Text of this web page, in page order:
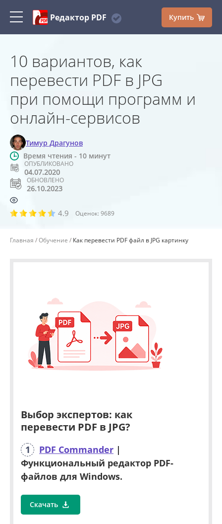
Редактор PDF Купить
10 вариантов, как
перевести PDF в JPG
при помощи программ и
онлайн-сервисов
Тимур Драгунов
Время чтения - 10 минут
ОПУБЛИКОВАНО
04.07.2020
ОБНОВЛЕНО
26.10.2023
4.9 Оценок: 9689
Главная Обучение Как перевести PDF файл в JPG картинку
Выбор экспертов: как
перевести PDF в JPG?
1 PDF Commander |
Функциональный редактор PDF-
файлов для Windows.
Скачать